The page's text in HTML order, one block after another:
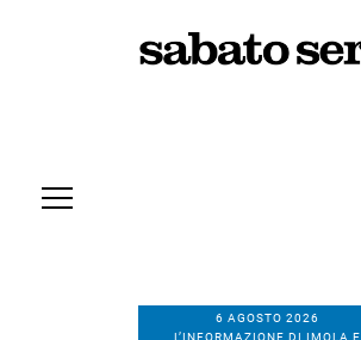
6 AGOSTO 2026
L’INFORMAZIONE DI IMOLA E